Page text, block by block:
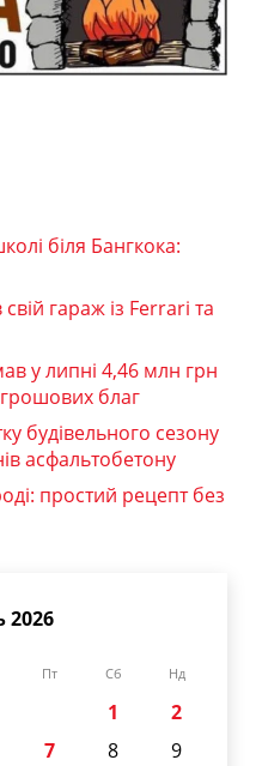
біля Бангкока:
гараж із Ferrari та
у липні 4,46 млн грн
благ
будівельного сезону
асфальтобетону
простий рецепт без
2026
Пт Сб Нд
1
2
7 8
9